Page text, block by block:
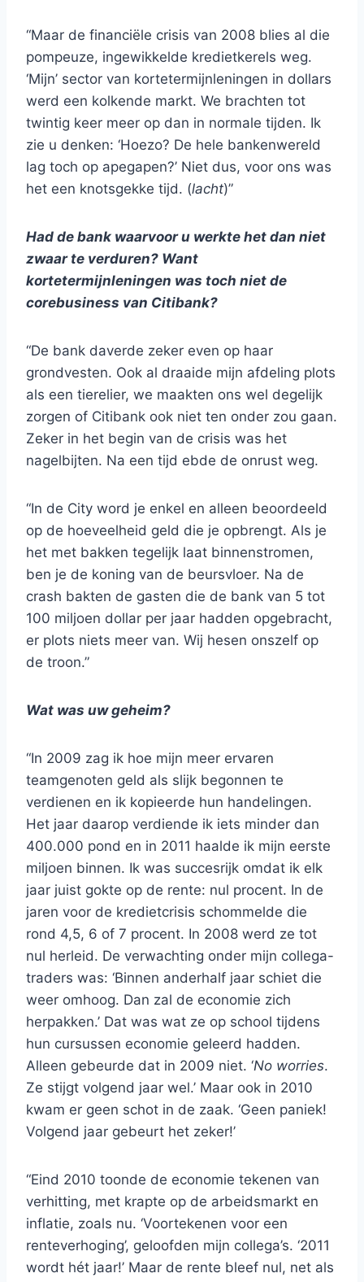
“Maar de financiële crisis van 2008 blies al die
pompeuze, ingewikkelde kredietkerels weg.
‘Mijn’ sector van kortetermijnleningen in dollars
werd een kolkende markt. We brachten tot
twintig keer meer op dan in normale tijden. Ik
zie u denken: ‘Hoezo? De hele bankenwereld
lag toch op apegapen?’ Niet dus, voor ons was
het een knotsgekke tijd. (lacht)”
Had de bank waarvoor u werkte het dan niet
zwaar te verduren? Want
kortetermijnleningen was toch niet de
corebusiness van Citibank?
“De bank daverde zeker even op haar
grondvesten. Ook al draaide mijn afdeling plots
als een tierelier, we maakten ons wel degelijk
zorgen of Citibank ook niet ten onder zou gaan.
Zeker in het begin van de crisis was het
nagelbijten. Na een tijd ebde de onrust weg.
“In de City word je enkel en alleen beoordeeld
op de hoeveelheid geld die je opbrengt. Als je
het met bakken tegelijk laat binnenstromen,
ben je de koning van de beursvloer. Na de
crash bakten de gasten die de bank van 5 tot
100 miljoen dollar per jaar hadden opgebracht,
er plots niets meer van. Wij hesen onszelf op
de troon.”
Wat was uw geheim?
“In 2009 zag ik hoe mijn meer ervaren
teamgenoten geld als slijk begonnen te
verdienen en ik kopieerde hun handelingen.
Het jaar daarop verdiende ik iets minder dan
400.000 pond en in 2011 haalde ik mijn eerste
miljoen binnen. Ik was succesrijk omdat ik elk
jaar juist gokte op de rente: nul procent. In de
jaren voor de kredietcrisis schommelde die
rond 4,5, 6 of 7 procent. In 2008 werd ze tot
nul herleid. De verwachting onder mijn collega-
traders was: ‘Binnen anderhalf jaar schiet die
weer omhoog. Dan zal de economie zich
herpakken.’ Dat was wat ze op school tijdens
hun cursussen economie geleerd hadden.
Alleen gebeurde dat in 2009 niet. ‘No worries.
Ze stijgt volgend jaar wel.’ Maar ook in 2010
kwam er geen schot in de zaak. ‘Geen paniek!
Volgend jaar gebeurt het zeker!’
“Eind 2010 toonde de economie tekenen van
verhitting, met krapte op de arbeidsmarkt en
inflatie, zoals nu. ‘Voortekenen voor een
renteverhoging’, geloofden mijn collega’s. ‘2011
wordt hét jaar!’ Maar de rente bleef nul, net als